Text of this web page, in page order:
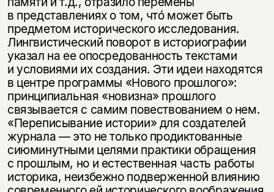
в представлениях о том, чтó может быть
предметом исторического исследования.
Лингвистический поворот в историографии
указал на ее опосредованность текстами
и условиями их создания. Эти идеи находятся
в центре программы «Нового прошлого»:
принципиальная «новизна» прошлого
связывается с самим повествованием о нем.
«Переписывание истории» для создателей
журнала — это не только продиктованные
сиюминутными целями практики обращения
с прошлым, но и естественная часть работы
историка, неизбежно подверженной влиянию